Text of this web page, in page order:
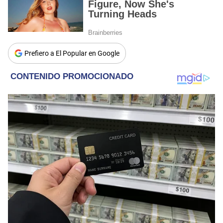
Prefiero a El Popular en Google